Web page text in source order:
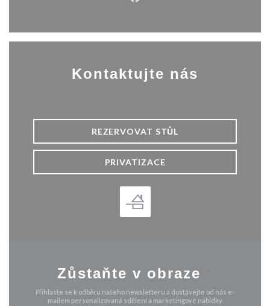
Facebook ((otevře se v
Kontaktujte nás
REZERVOVAT STŮL
PRIVATIZACE
Zůstaňte v obraze
Přihlaste se k odběru našeho newsletteru a dostávejte od nás e-
mailem personalizovaná sdělení a marketingové nabídky.